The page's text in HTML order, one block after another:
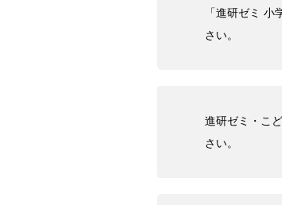
「進研ゼミ
さい。
進研ゼミ・こ
さい。